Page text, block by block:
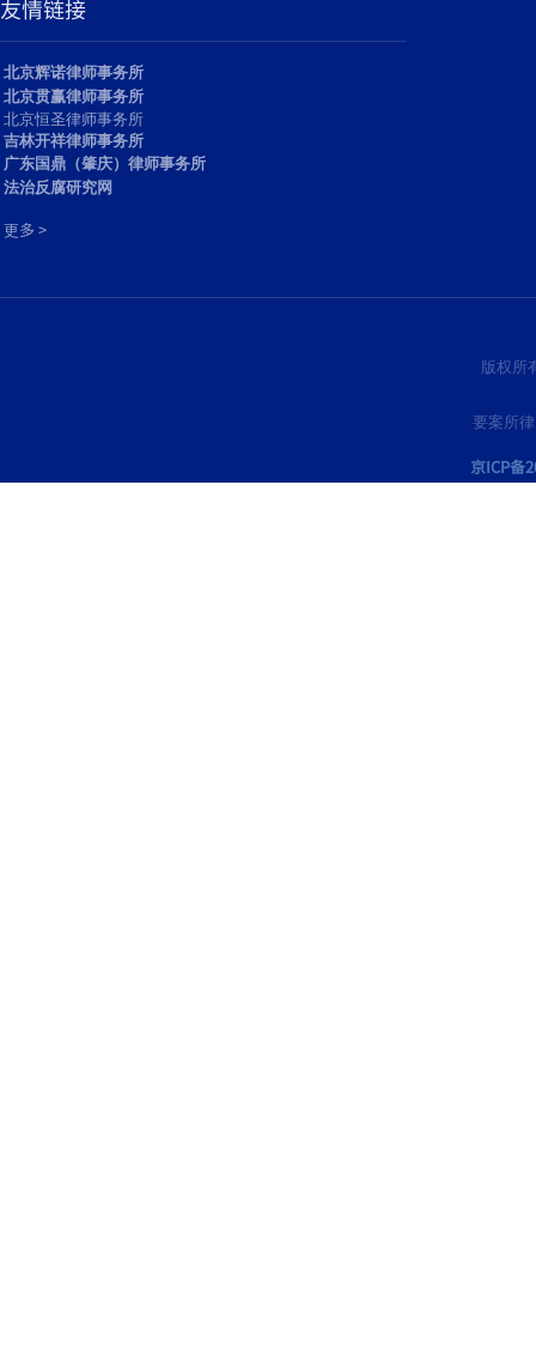
友情链接
北京辉诺律师事务所
北京贯赢律师事务所
北京恒圣律师事务所
吉林开祥律师事务所
广东国鼎（肇庆）律师事务所
法治反腐研究网
更多 >
版权所
要案所
京ICP备